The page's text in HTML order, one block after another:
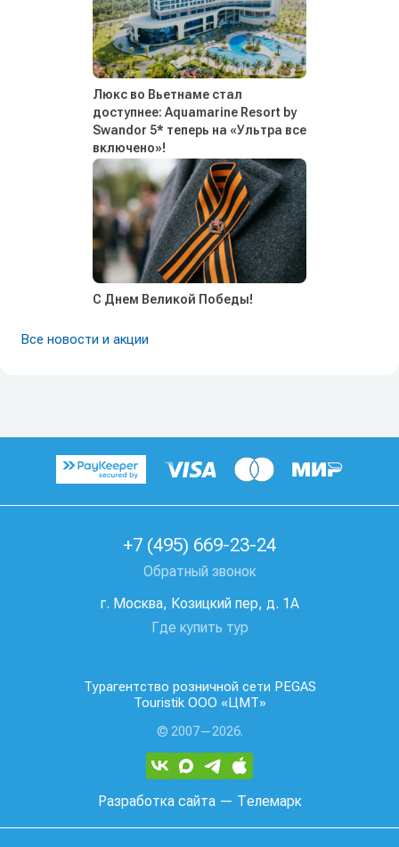
Люкс во Вьетнаме стал
доступнее: Aquamarine Resort by
Swandor 5* теперь на «Ультра все
включено»!
С Днем Великой Победы!
Все новости и акции
Турагентство розничной сети PEGAS
Touristik ООО «ЦМТ»
© 2007—2026.
+7 (495) 669-23-24
Обратный звонок
г. Москва, Козицкий пер, д. 1А
Где купить тур
Разработка сайта— Телемарк